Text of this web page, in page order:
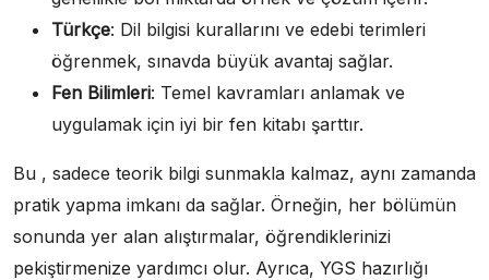
Türkçe: Dil bilgisi kurallarını ve edebi terimleri
öğrenmek, sınavda büyük avantaj sağlar.
Fen Bilimleri: Temel kavramları anlamak ve
uygulamak için iyi bir fen kitabı şarttır.
Bu , sadece teorik bilgi sunmakla kalmaz, aynı zamanda
pratik yapma imkanı da sağlar. Örneğin, her bölümün
sonunda yer alan alıştırmalar, öğrendiklerinizi
pekiştirmenize yardımcı olur. Ayrıca, YGS hazırlığı